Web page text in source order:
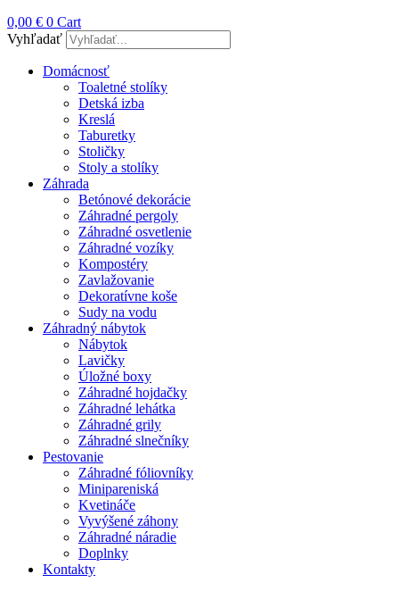
0,00 € 0 Cart
Vyhľadať
Domácnosť
Toaletné stolíky
Detská izba
Kreslá
Taburetky
Stoličky
Stoly a stolíky
Záhrada
Betónové dekorácie
Záhradné pergoly
Záhradné osvetlenie
Záhradné vozíky
Kompostéry
Zavlažovanie
Dekoratívne koše
Sudy na vodu
Záhradný nábytok
Nábytok
Lavičky
Úložné boxy
Záhradné hojdačky
Záhradné lehátka
Záhradné grily
Záhradné slnečníky
Pestovanie
Záhradné fóliovníky
Minipareniská
Kvetináče
Vyvýšené záhony
Záhradné náradie
Doplnky
Kontakty